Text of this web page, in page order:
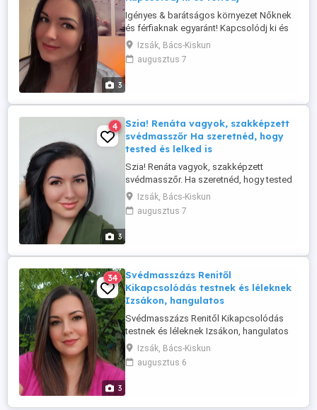
3
Igényes & barátságos környezet Nőknek
és férfiaknak egyaránt! Kapcsolódj ki és
töltődj fel egy nyugodt, biztonságos és
diszkrét helyszínen, ahol minden rólad
szól! Svédmasszázs teljes
kellemes atmoszféra Nőknek és ...
Izsák, Bács-Kiskun
augusztus 7
3
4
Szia! Renáta vagyok, szakképzett
svédmasszőr Ha szeretnéd, hogy
tested és lelked is
Szia! Renáta vagyok, szakképzett
svédmasszőr. Ha szeretnéd, hogy tested
és lelked is feltöltődjön, nálam jó helyen
jársz. A masszázsom célja, hogy segítsen
oldani a feszültséget, csökkenteni a
izomfeszültséget, serkenti a vérkeringést,
Izsák, Bács-Kiskun
augusztus 7
3
34
Svédmasszázs Renitől
Kikapcsolódás testnek és léleknek
Izsákon, hangulatos
Svédmasszázs Renitől Kikapcsolódás
testnek és léleknek Izsákon, hangulatos
környezetben Szeretettel várlak egy
nyugtató, stresszoldó Svédmasszázsra,
ahol minden rólad szól! Gyertyafény,
feltöltődni. Időtartamok: 30 ...
Izsák, Bács-Kiskun
augusztus 6